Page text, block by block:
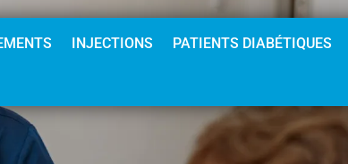
INJECTIONS
PATIENTS DIABÉTIQUES